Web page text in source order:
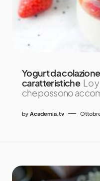
Yogurt da
caratteristiche Lo
che possono
by Academia.tv